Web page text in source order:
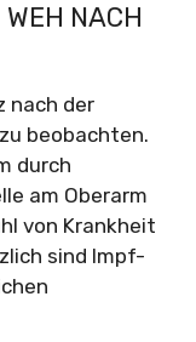
NACH
nach der
beobachten.
durch
am Oberarm
von Krankheit
sind Impf-